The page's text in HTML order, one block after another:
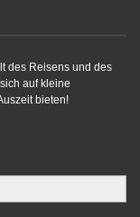
des Reisens und des
auf kleine
bieten!